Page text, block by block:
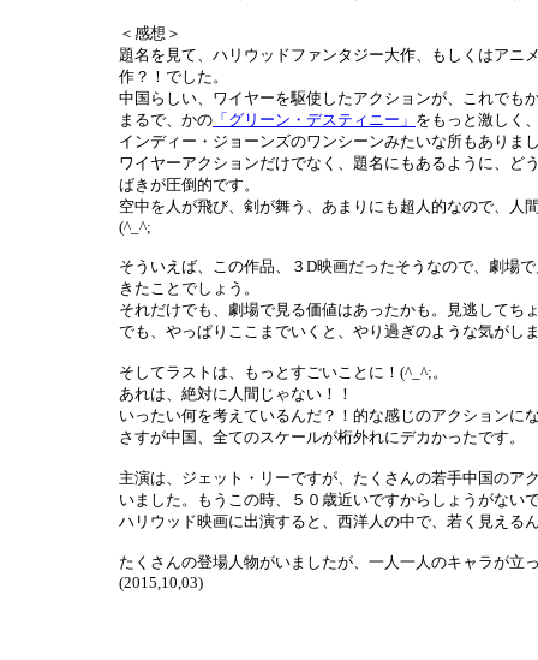
＜感想＞
題名を見て、ハリウッドファンタジー大作、もしくはアニ
作？！でした。
中国らしい、ワイヤーを駆使したアクションが、これでも
まるで、かの 「グリーン・デスティニー」 をもっと激しく
インディー・ジョーンズのワンシーンみたいな所もありま
ワイヤーアクションだけでなく、題名にもあるように、ど
ばきが圧倒的です。
空中を人が飛び、剣が舞う、あまりにも超人的なので、人
(^_^;
そういえば、この作品、３D映画だったそうなので、劇場
きたことでしょう。
それだけでも、劇場で見る価値はあったかも。見逃してち
でも、やっぱりここまでいくと、やり過ぎのような気がし
そしてラストは、もっとすごいことに！(^_^;。
あれは、絶対に人間じゃない！！
いったい何を考えているんだ？！的な感じのアクションに
さすが中国、全てのスケールが桁外れにデカかったです。
主演は、ジェット・リーですが、たくさんの若手中国のア
いました。もうこの時、５０歳近いですからしょうがない
ハリウッド映画に出演すると、西洋人の中で、若く見える
たくさんの登場人物がいましたが、一人一人のキャラが立
(2015,10,03)